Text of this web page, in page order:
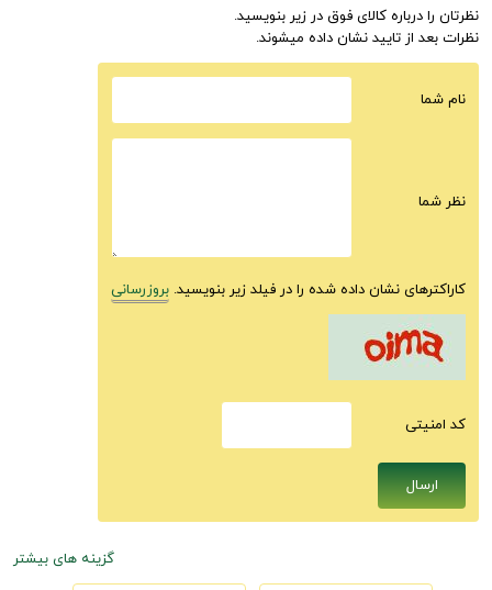
نظرتان را درباره کالای فوق در زیر بنویسید.
نظرات بعد از تایید نشان داده میشوند.
نام شما
نظر شما
کاراکترهای نشان داده شده را در فیلد زیر بنویسید. بروزرسانی
كد امنيتى
گزینه های بیشتر